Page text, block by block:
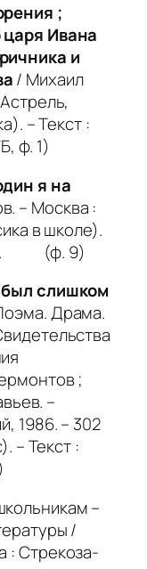
;
Ивана
и
/ Михаил
– Текст :
ф. 1)
я на
– Москва :
в школе).
(ф. 9)
слишком
Драма.
;
–
1986. – 302
– Текст :
–
/
: Стрекоза-